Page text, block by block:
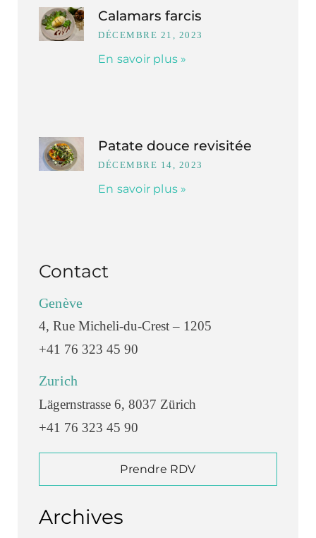
Calamars farcis
DÉCEMBRE 21, 2023
En savoir plus »
Patate douce revisitée
DÉCEMBRE 14, 2023
En savoir plus »
Contact
Genève
4, Rue Micheli-du-Crest – 1205
+41 76 323 45 90
Zurich
Lägernstrasse 6, 8037 Zürich
+41 76 323 45 90
Prendre RDV
Archives